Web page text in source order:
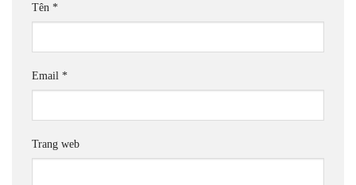
Tên *
Email *
Trang web